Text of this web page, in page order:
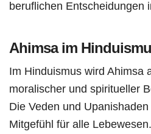
beruflichen Entscheidungen
Ahimsa im
Im Hinduismus wird Ahimsa
moralischer und spiritueller
Die Veden und
Mitgefühl für alle